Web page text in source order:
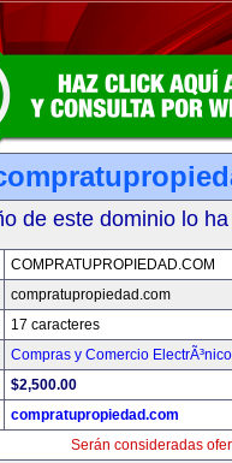
de este dominio lo
COMPRATUPROPIEDAD.COM
compratupropiedad.com
17 caracteres
Compras y Comercio ElectrÃ³nico
$2,500.00
compratupropiedad.com
Serán consideradas